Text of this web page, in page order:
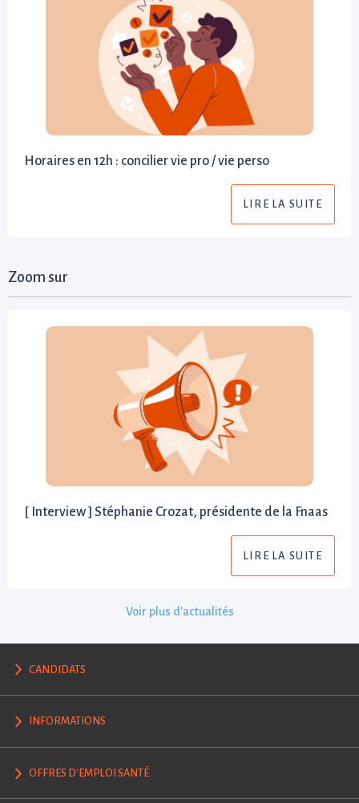
Horaires en 12h : concilier vie pro / vie perso
LIRE LA SUITE
Zoom sur
[ Interview ] Stéphanie Crozat, présidente de la Fnaas
LIRE LA SUITE
Voir plus d'actualités
CANDIDATS
INFORMATIONS
OFFRES D'EMPLOI SANTÉ